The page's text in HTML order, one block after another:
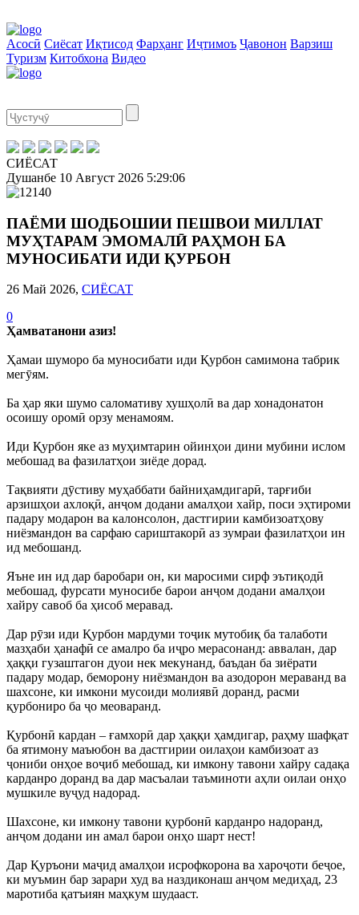
Асосӣ Сиёсат Иқтисод Фарҳанг Иҷтимоъ Ҷавонон Варзиш
Туризм Китобхона Видео
СИЁСАТ
Душанбе 10 Август 2026 5:29:06
ПАЁМИ ШОДБОШИИ ПЕШВОИ МИЛЛАТ
МУҲТАРАМ ЭМОМАЛӢ РАҲМОН БА
МУНОСИБАТИ ИДИ ҚУРБОН
26 Май 2026, СИЁСАТ
0
Ҳамватанони азиз!
Ҳамаи шуморо ба муносибати иди Қурбон самимона табрик
мегӯям.
Ба ҳар яки шумо саломативу хушҳолӣ ва дар хонадонатон
осоишу оромӣ орзу менамоям.
Иди Қурбон яке аз муҳимтарин ойинҳои дини мубини ислом
мебошад ва фазилатҳои зиёде дорад.
Тақвияти дӯстиву муҳаббати байниҳамдигарӣ, тарғиби
арзишҳои ахлоқӣ, анҷом додани амалҳои хайр, поси эҳтироми
падару модарон ва калонсолон, дастгирии камбизоатҳову
ниёзмандон ва сарфаю сариштакорӣ аз зумраи фазилатҳои ин
ид мебошанд.
Яъне ин ид дар баробари он, ки маросими сирф эътиқодӣ
мебошад, фурсати муносибе барои анҷом додани амалҳои
хайру савоб ба ҳисоб меравад.
Дар рӯзи иди Қурбон мардуми тоҷик мутобиқ ба талаботи
мазҳаби ҳанафӣ се амалро ба иҷро мерасонанд: аввалан, дар
ҳаққи гузаштагон дуои нек мекунанд, баъдан ба зиёрати
падару модар, беморону ниёзмандон ва азодорон мераванд ва
шахсоне, ки имкони мусоиди молиявӣ доранд, расми
қурбониро ба ҷо меоваранд.
Қурбонӣ кардан – ғамхорӣ дар ҳаққи ҳамдигар, раҳму шафқат
ба ятимону маъюбон ва дастгирии оилаҳои камбизоат аз
ҷониби онҳое воҷиб мебошад, ки имкону тавони хайру садақа
карданро доранд ва дар масъалаи таъминоти аҳли оилаи онҳо
мушкиле вуҷуд надорад.
Шахсоне, ки имкону тавони қурбонӣ карданро надоранд,
анҷом додани ин амал барои онҳо шарт нест!
Дар Қуръони маҷид амалҳои исрофкорона ва хароҷоти беҷое,
ки муъмин бар зарари худ ва наздиконаш анҷом медиҳад, 23
маротиба қатъиян маҳкум шудааст.